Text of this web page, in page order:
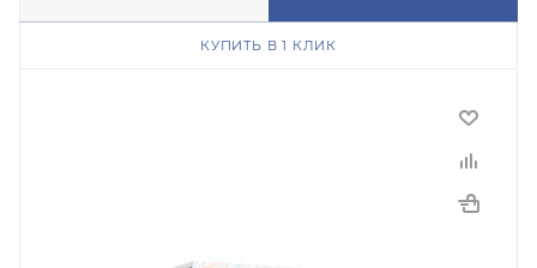
КУПИТЬ В 1 КЛИК